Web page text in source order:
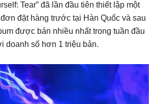
Tear” đã lần đầu tiên thiết lập một
đặt hàng trước tại Hàn Quốc và sau
được bán nhiều nhất trong tuần đầu
doanh số hơn 1 triệu bản.